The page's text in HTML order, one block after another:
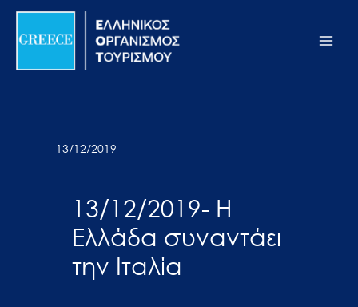
Σημείωση:
ιστότοπος
προσβασιμότητας.
Μετάβαση
περιεχόμενο
13/12/2019
13/12/2019- Η
Ελλάδα συναντάει
την Ιταλία